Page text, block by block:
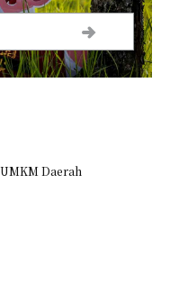
Daerah